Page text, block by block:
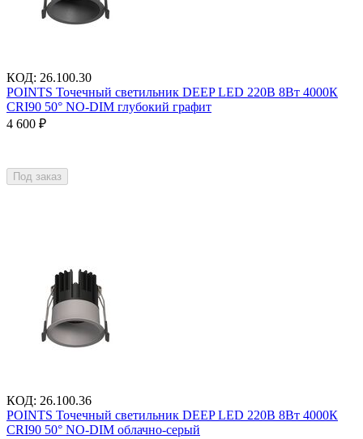
КОД: 26.100.30
POINTS Точечный светильник DEEP LED 220В 8Вт 4000К
CRI90 50° NO-DIM глубокий графит
4 600 ₽
Под заказ
КОД: 26.100.36
POINTS Точечный светильник DEEP LED 220В 8Вт 4000К
CRI90 50° NO-DIM облачно-серый